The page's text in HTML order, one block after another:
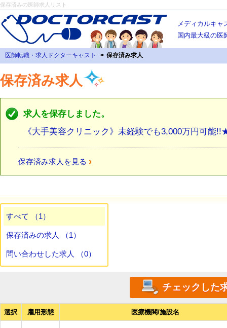
保存済みの医師求人リスト
メディカルキャ
国内最大級の医
医師転職・求人ドクターキャスト 保存済み求人
保存済み求人
求人を保存しました。
《大手美容クリニック》未経験でも3,000万円可能
保存済み求人を見る ›
すべて （1）
保存済みの求人 （1）
問い合わせした求人 （0）
選択 雇用形態 医療機関/施設名